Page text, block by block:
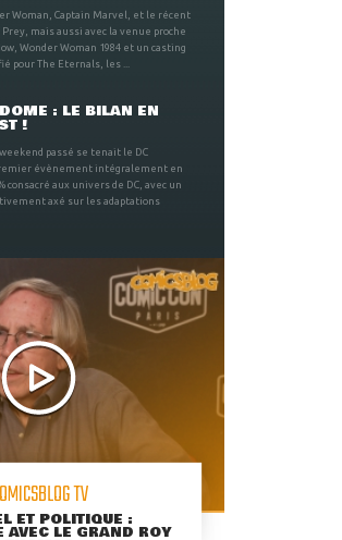
Woman, Captain Marvel, et le récent
mais aussi avec la venue proche
Wonder Woman 1984 et un casting
pour The Eternals, les ...
: LE BILAN EN
!
passé se tenait le DC
évènement intégralement en
consacré aux univers de DC, avec un
axé sur les adaptations
TV
ET POLITIQUE :
AVEC LE GRAND ROY